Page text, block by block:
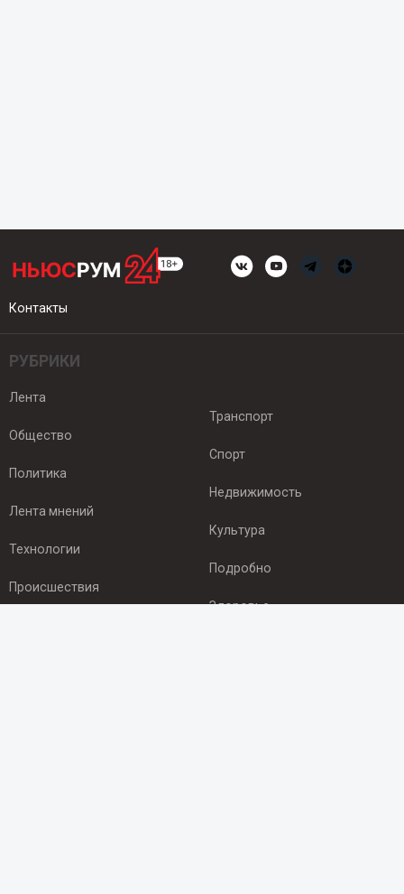
Контакты
РУБРИКИ
Лента
Общество
Политика
Лента мнений
Технологии
Происшествия
Транспорт
Спорт
Недвижимость
Культура
Подробно
Здоровье